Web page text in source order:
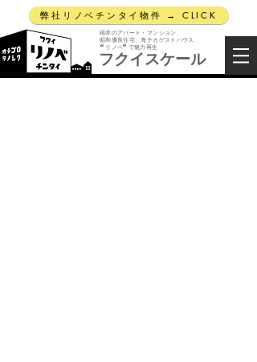
弊社リノベチンタイ物件 → CLICK
福井のアパート・マンション、
昭和優良住宅、海チカゲストハウス
“リノベ”で魅力再生
フクイスケール